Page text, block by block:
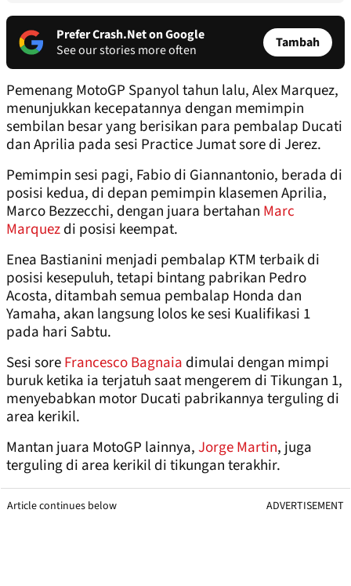
Prefer Crash.Net on Google
See our stories more often
Tambah
Pemenang MotoGP Spanyol tahun lalu, Alex Marquez,
menunjukkan kecepatannya dengan memimpin
sembilan besar yang berisikan para pembalap Ducati
dan Aprilia pada sesi Practice Jumat sore di Jerez.
Pemimpin sesi pagi, Fabio di Giannantonio, berada di
posisi kedua, di depan pemimpin klasemen Aprilia,
Marco Bezzecchi, dengan juara bertahan Marc
Marquezdi posisi keempat.
Enea Bastianini menjadi pembalap KTM terbaik di
posisi kesepuluh, tetapi bintang pabrikan Pedro
Acosta, ditambah semua pembalap Honda dan
Yamaha, akan langsung lolos ke sesi Kualifikasi 1
pada hari Sabtu.
Sesi soreFrancesco Bagnaia dimulai dengan mimpi
buruk ketika ia terjatuh saat mengerem di Tikungan 1,
menyebabkan motor Ducati pabrikannya terguling di
area kerikil.
Mantan juara MotoGP lainnya,Jorge Martin, juga
terguling di area kerikil di tikungan terakhir.
Article continues below ADVERTISEMENT